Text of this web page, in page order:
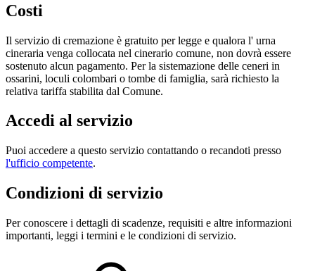
Costi
Il servizio di cremazione è gratuito per legge e qualora l' urna
cineraria venga collocata nel cinerario comune, non dovrà essere
sostenuto alcun pagamento. Per la sistemazione delle ceneri in
ossarini, loculi colombari o tombe di famiglia, sarà richiesto la
relativa tariffa stabilita dal Comune.
Accedi al servizio
Puoi accedere a questo servizio contattando o recandoti presso
l'ufficio competente.
Condizioni di servizio
Per conoscere i dettagli di scadenze, requisiti e altre informazioni
importanti, leggi i termini e le condizioni di servizio.